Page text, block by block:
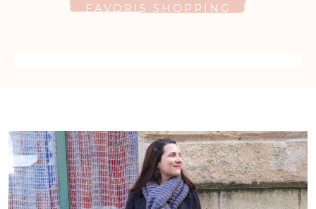
FAVORIS SHOPPING